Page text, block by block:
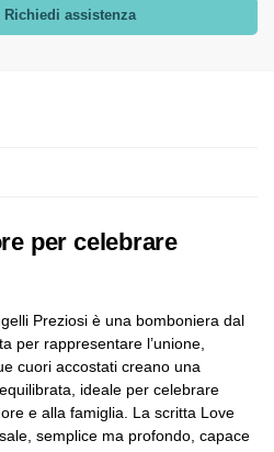
Richiedi assistenza
per celebrare
Preziosi è una bomboniera dal
per rappresentare l’unione,
cuori accostati creano una
ideale per celebrare
e alla famiglia. La scritta Love
semplice ma profondo, capace